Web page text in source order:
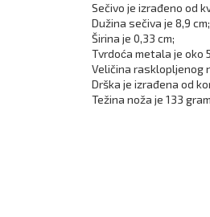
Sečivo je izrađeno od
Dužina sečiva je 8,9 cm;
Širina je 0,33 cm;
Tvrdoća metala je oko
Veličina rasklopljenog
Drška je izrađena od
Težina noža je 133